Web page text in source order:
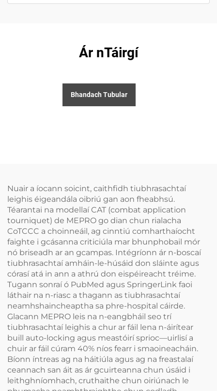
Ár nTáirgí
Bhandach Tubular
Nuair a íocann soicint, caithfidh tiubhrasachtaí
leighis éigeandála oibriú gan aon fheabhsú.
Téarantai na modellaí CAT (combat application
tourniquet) de MEPRO go dian chun rialacha
CoTCCC a choinneáil, ag cinntiú comharthaíocht
faighte i gcásanna criticiúla mar bhunphobail mór
nó briseadh ar an gcampas. Intégríonn ár n-boscaí
tiubhrasachtaí amháin-le-húsáid don sláinte agus
córasí atá in ann a athrú don eispéireacht tréime.
Tugann sonraí ó PubMed agus SpringerLink faoi
láthair na n-riasc a thagann as tiubhrasachtaí
neamhshaincheaptha sa phre-hospital cáirde.
Glacann MEPRO leis na n-eangbháil seo trí
tiubhrasachtaí leighis a chur ar fáil lena n-áirítear
buill auto-locking agus meastóirí sprioc—uirlisí a
chuir ar fáil cúram 40% níos fearr i smaoineacháin.
Bíonn íntreas ag na háitiúla agus ag na freastalaí
ceannach san áit as ár gcuirteanna chun úsáid i
leithghníomhach, cruthaithe chun oiriúnach le